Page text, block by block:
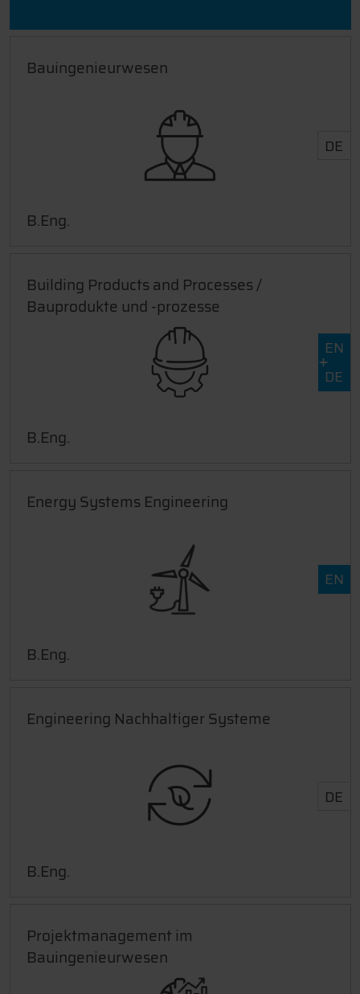
Bauingenieurwesen
DE
B.Eng.
Building Products and Processes /
Bauprodukte und -prozesse
EN
DE
B.Eng.
Energy Systems Engineering
EN
B.Eng.
Engineering Nachhaltiger Systeme
DE
B.Eng.
Projektmanagement im
Bauingenieurwesen